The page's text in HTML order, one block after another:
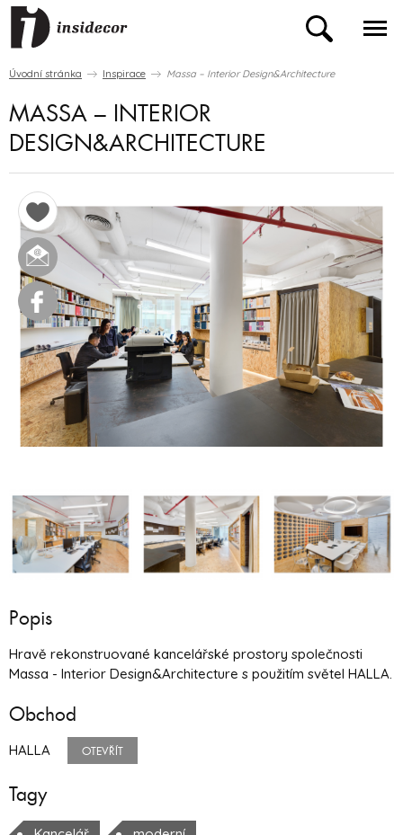
Úvodní stránka Inspirace Massa – Interior Design&Architecture
MASSA – INTERIOR
DESIGN&ARCHITECTURE
Popis
Hravě rekonstruované kancelářské prostory společnosti
Massa - Interior Design&Architecture s použitím světel HALLA.
Obchod
HALLA OTEVŘÍT
Tagy